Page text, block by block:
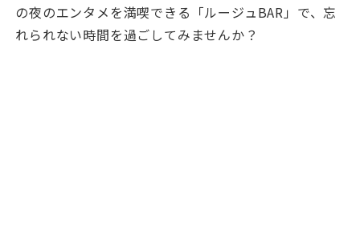
の夜のエンタメを満喫できる「ルージュBAR」で、忘
れられない時間を過ごしてみませんか？